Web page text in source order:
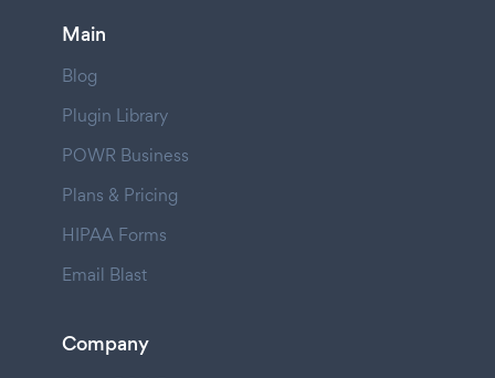
Main
Blog
Plugin Library
POWR Business
Plans & Pricing
HIPAA Forms
Email Blast
Company